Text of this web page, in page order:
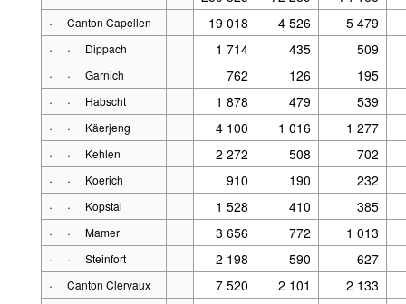
·
Canton Capellen 19 018 4 526
5 479
· · Dippach 1 714 435
509
· · Garnich 762 126
195
· · Habscht 1 878 479
539
· · Käerjeng 4 100 1 016
1 277
· · Kehlen 2 272 508
702
· · Koerich 910 190
232
· · Kopstal 1 528 410
385
· · Mamer 3 656 772
1 013
· · Steinfort 2 198 590
627
·
Canton Clervaux 7 520 2 101
2 133